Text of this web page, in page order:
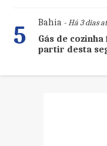
5 Bahia- Há 3 dias
Gás de
partir desta